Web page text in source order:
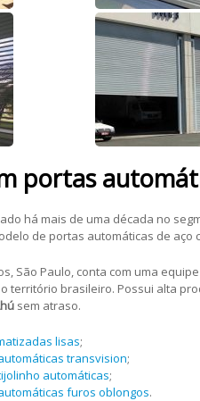
portas
há mais de uma década no
de portas automáticas de aço
São Paulo, conta com uma
território brasileiro. Possui alta
sem atraso.
lisas;
transvision;
automáticas;
furos oblongos.